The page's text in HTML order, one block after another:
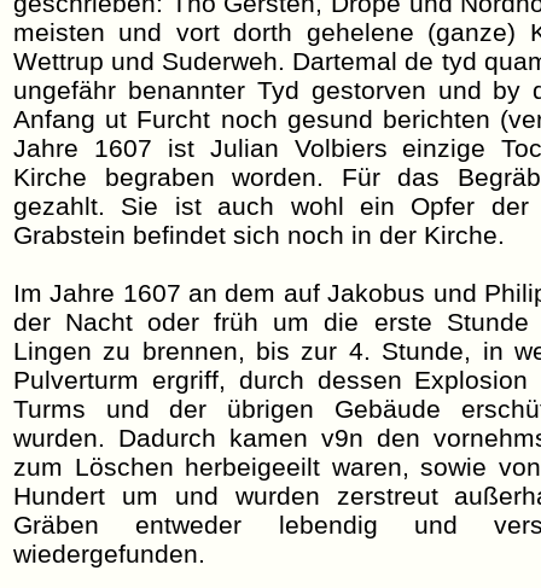
meisten und vort dorth gehelene (ganze)
Wettrup und Suderweh. Dartemal de tyd
ungefähr benannter Tyd gestorven und by
Anfang ut Furcht noch gesund berichten
Jahre 1607 ist Julian Volbiers einzige
Kirche begraben worden. Für das
gezahlt. Sie ist auch wohl ein Opfer der
Grabstein befindet sich noch in der Kirche.
Im Jahre 1607 an dem auf Jakobus und
der Nacht oder früh um die erste
Lingen zu brennen, bis zur 4. Stunde, in
Pulverturm ergriff, durch dessen
Turms und der übrigen Gebäude
wurden. Dadurch kamen v9n den
zum Löschen herbeigeeilt waren, sowie
Hundert um und wurden zerstreut
Gräben entweder lebendig und
wiedergefunden.